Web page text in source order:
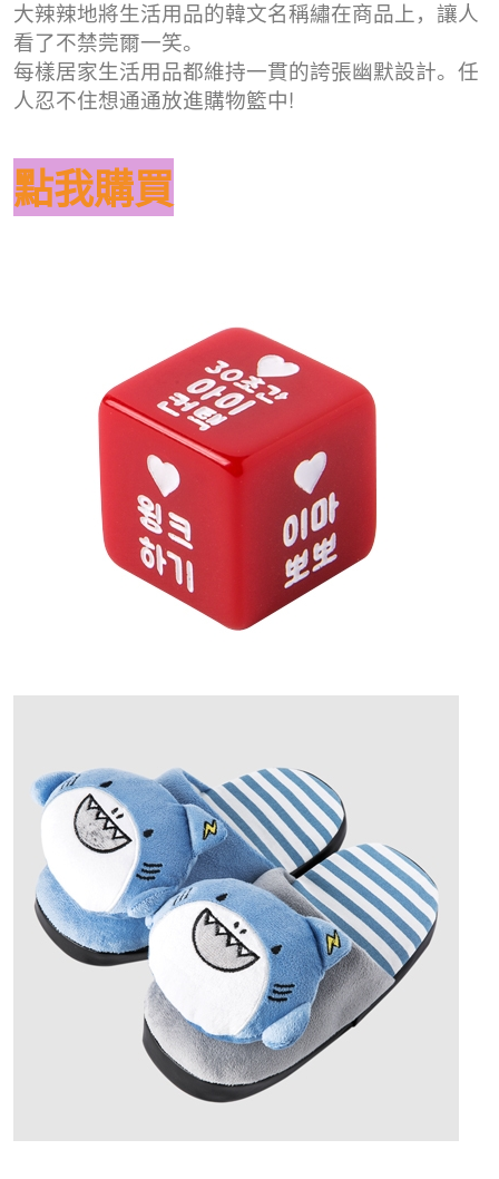
大辣辣地將生活用品的韓文名稱繡在商品上，讓人
看了不禁莞爾一笑。
每樣居家生活用品都維持一貫的誇張幽默設計。任
人忍不住想通通放進購物籃中!
點我購買